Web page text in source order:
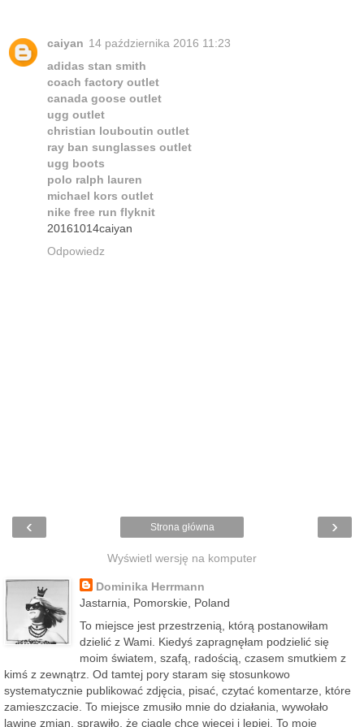
caiyan 14 października 2016 11:23
adidas stan smith
coach factory outlet
canada goose outlet
ugg outlet
christian louboutin outlet
ray ban sunglasses outlet
ugg boots
polo ralph lauren
michael kors outlet
nike free run flyknit
20161014caiyan
Odpowiedz
‹ ›
Strona główna
Wyświetl wersję na komputer
Dominika Herrmann
Jastarnia, Pomorskie, Poland
To miejsce jest przestrzenią, którą postanowiłam
dzielić z Wami. Kiedyś zapragnęłam podzielić się
moim światem, szafą, radością, czasem smutkiem z
kimś z zewnątrz. Od tamtej pory staram się stosunkowo
systematycznie publikować zdjęcia, pisać, czytać komentarze, które
zamieszczacie. To miejsce zmusiło mnie do działania, wywołało
lawinę zmian, sprawiło, że ciągle chcę więcej i lepiej. To moje